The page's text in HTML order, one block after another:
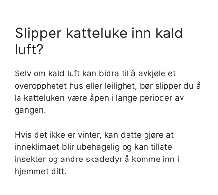
Slipper katteluke inn kald
luft?
Selv om kald luft kan bidra til å avkjøle et
overopphetet hus eller leilighet, bør slipper du å
la katteluken være åpen i lange perioder av
gangen.
Hvis det ikke er vinter, kan dette gjøre at
inneklimaet blir ubehagelig og kan tillate
insekter og andre skadedyr å komme inn i
hjemmet ditt.